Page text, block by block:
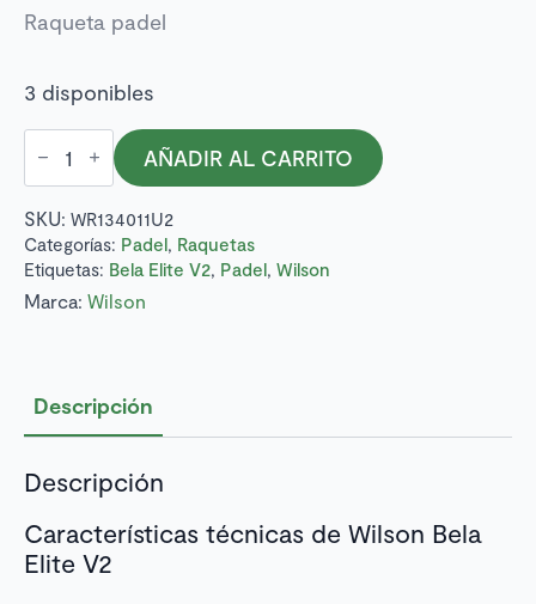
Raqueta padel
3 disponibles
Raqueta
padel
Bela
V2
cantidad
AÑADIR AL CARRITO
SKU: WR134011U2
Categorías: Padel, Raquetas
Etiquetas: Bela Elite V2, Padel, Wilson
Marca: Wilson
Descripción
Descripción
Características técnicas de Wilson Bela
Elite V2